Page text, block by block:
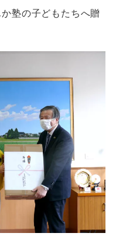
塾の子どもたちへ贈